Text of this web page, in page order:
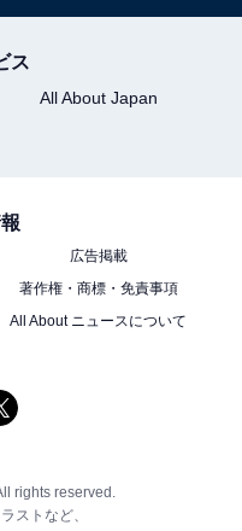
ス
All About Japan
広告掲載
著作権・商標・免責事項
All About ニュースについて
rights reserved.
ストなど、